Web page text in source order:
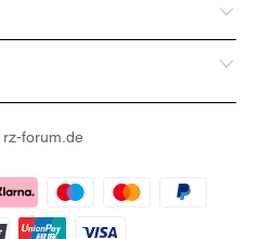
rz-forum .de